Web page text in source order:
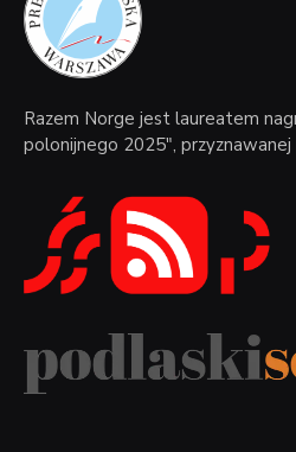
Razem Norge jest laureatem
polonijnego 2025", przyznawanej